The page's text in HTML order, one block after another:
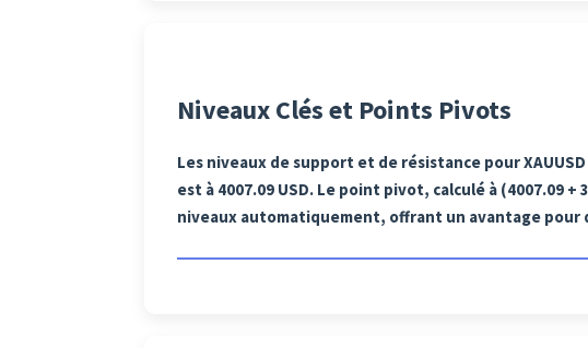
Niveaux Clés et Points Pivots
Les niveaux de support et de résistance pour
est à 4007.09 USD. Le point pivot, calculé à (4007.09
niveaux automatiquement, offrant un avantage pour